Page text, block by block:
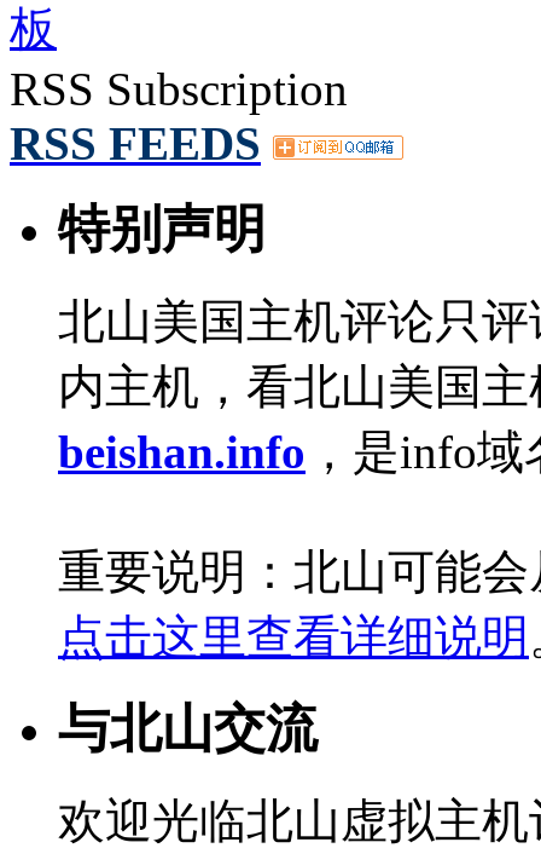
板
RSS Subscription
RSS FEEDS
特别声明
北山美国主机评论只
内主机，看北山美国
beishan.info ，是info
重要说明：北山可能
点击这里查看详细说明
与北山交流
欢迎光临北山虚拟主机